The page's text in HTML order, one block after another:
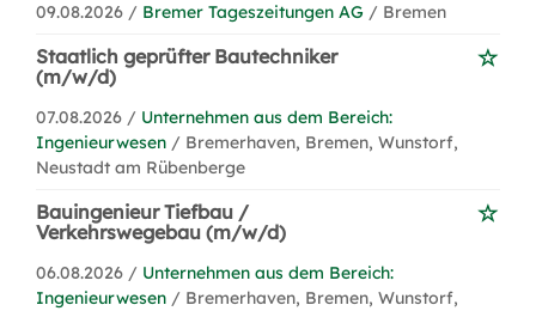
09.08.2026 / Bremer Tageszeitungen AG / Bremen
Staatlich geprüfter Bautechniker
(m/w/d)
07.08.2026 / Unternehmen aus dem Bereich:
Ingenieurwesen / Bremerhaven, Bremen, Wunstorf,
Neustadt am Rübenberge
Bauingenieur Tiefbau /
Verkehrswegebau (m/w/d)
06.08.2026 / Unternehmen aus dem Bereich:
Ingenieurwesen / Bremerhaven, Bremen, Wunstorf,